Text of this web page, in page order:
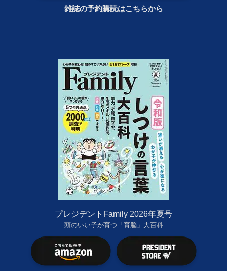
雑誌の予約購読はこちらから
プレジデントFamily 2026年夏号
頭のいい子が育つ「育脳」大百科